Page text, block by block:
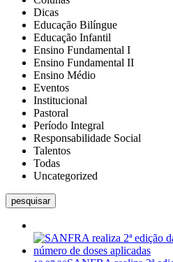
Dicas
Educação Bilíngue
Educação Infantil
Ensino Fundamental I
Ensino Fundamental II
Ensino Médio
Eventos
Institucional
Pastoral
Período Integral
Responsabilidade Social
Talentos
Todas
Uncategorized
pesquisar